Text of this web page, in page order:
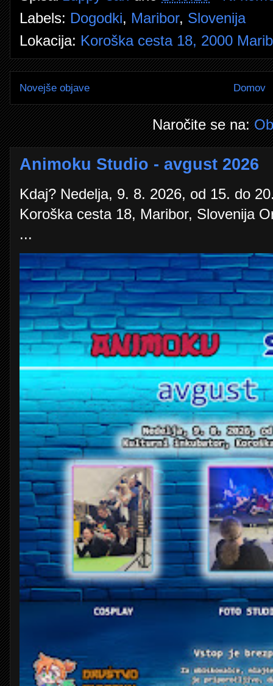
Labels: Dogodki, Maribor, Slovenija
Lokacija: Koroška cesta 18, 2000
Novejše objave Domov
Naročite se na:
Animoku Studio - avgust 2026
Kdaj? Nedelja, 9. 8. 2026, od 15. do
Koroška cesta 18, Maribor, Slovenija
...